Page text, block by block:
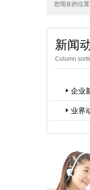
您现在的位
新闻
Column
企业
业界